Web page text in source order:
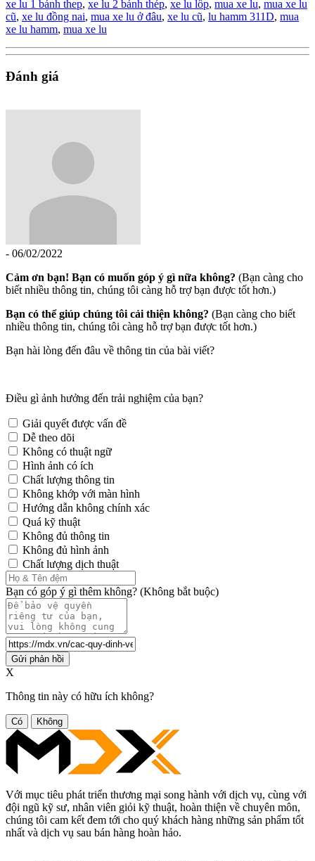
xe lu 1 bánh thep, xe lu 2 bánh thép, xe lu lốp, mua xe lu, mua xe lu
cũ, xe lu đồng nai, mua xe lu ở đâu, xe lu cũ, lu hamm 311D, mua
xe lu hamm, mua xe lu
Đánh giá
- 06/02/2022
Cảm ơn bạn! Bạn có muốn góp ý gì nữa không? (Bạn càng cho
biết nhiều thông tin, chúng tôi càng hỗ trợ bạn được tốt hơn.)
Bạn có thể giúp chúng tôi cải thiện không? (Bạn càng cho biết
nhiều thông tin, chúng tôi càng hỗ trợ bạn được tốt hơn.)
Bạn hài lòng đến đâu về thông tin của bài viết?
Điều gì ảnh hưởng đến trải nghiệm của bạn?
Giải quyết được vấn đề
Dễ theo dõi
Không có thuật ngữ
Hình ảnh có ích
Chất lượng thông tin
Không khớp với màn hình
Hướng dẫn không chính xác
Quá kỹ thuật
Không đủ thông tin
Không đủ hình ảnh
Chất lượng dịch thuật
Bạn có góp ý gì thêm không? (Không bắt buộc)
Gửi phản hồi
X
Thông tin này có hữu ích không?
Có Không
Với mục tiêu phát triển thương mại song hành với dịch vụ, cùng với
đội ngũ kỹ sư, nhân viên giỏi kỹ thuật, hoàn thiện về chuyên môn,
chúng tôi cam kết đem tới cho quý khách hàng những sản phẩm tốt
nhất và dịch vụ sau bán hàng hoàn hảo.